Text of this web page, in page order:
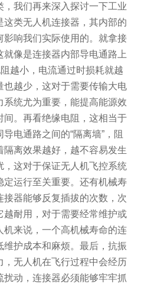
，我们再来深入探讨一下工业
这类无人机连接器，其内部的
影响我们实际使用的。就拿接
就像是连接器内部导电通路上
阻越小，电流通过时损耗就越
也越少，这对于需要传输大电
系统尤为重要，能提高能源效
间。再看绝缘电阻，这相当于
电通路之间的“隔离墙”，阻
隔离效果越好，越不容易发生
，这对于保证无人机飞控系统
定运行至关重要。还有机械寿
接器能够反复插拔的次数，次
越耐用，对于需要经常维护或
机来说，一个高机械寿命的连
维护成本和麻烦。最后，抗振
，无人机在飞行过程中会经历
扰动，连接器必须能够牢牢抓